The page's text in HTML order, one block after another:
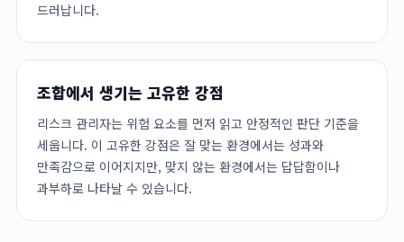
드러납니다.
조합에서 생기는 고유한 강점
리스크 관리자는 위험 요소를 먼저 읽고 안정적인 판단 기준을
세웁니다. 이 고유한 강점은 잘 맞는 환경에서는 성과와
만족감으로 이어지지만, 맞지 않는 환경에서는 답답함이나
과부하로 나타날 수 있습니다.